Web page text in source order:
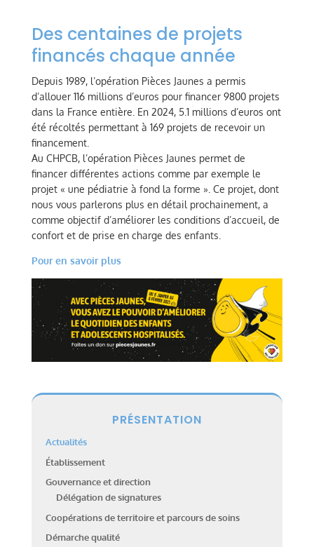
Des centaines de projets
financés chaque année
Depuis 1989, l’opération Pièces Jaunes a permis
d’allouer 116 millions d’euros pour financer 9800 projets
dans la France entière. En 2024, 5.1 millions d’euros ont
été récoltés permettant à 169 projets de recevoir un
financement.
Au CHPCB, l’opération Pièces Jaunes permet de
financer différentes actions comme par exemple le
projet « une pédiatrie à fond la forme ». Ce projet, dont
nous vous parlerons plus en détail prochainement, a
comme objectif d’améliorer les conditions d’accueil, de
confort et de prise en charge des enfants.
Pour en savoir plus
PRÉSENTATION
Actualités
Établissement
Gouvernance et direction
Délégation de signatures
Coopérations de territoire et parcours de soins
Démarche qualité